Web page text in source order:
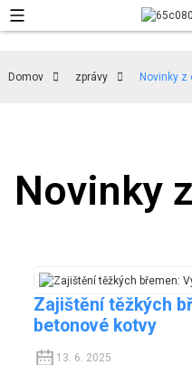
Domov zprávy Novinky z
Novinky
Zajištění těžkých
betonové kotvy
13. 6. 2025